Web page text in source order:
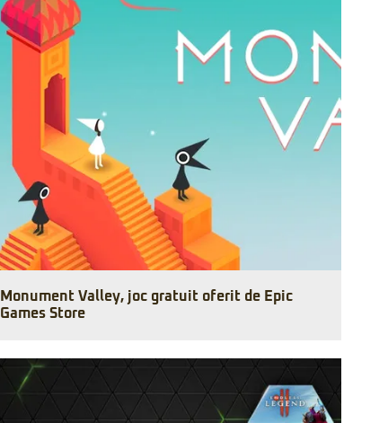
Monument Valley, joc gratuit oferit de Epic
Games Store